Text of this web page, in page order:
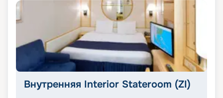
Внутренняя Interior Stateroom (ZI)